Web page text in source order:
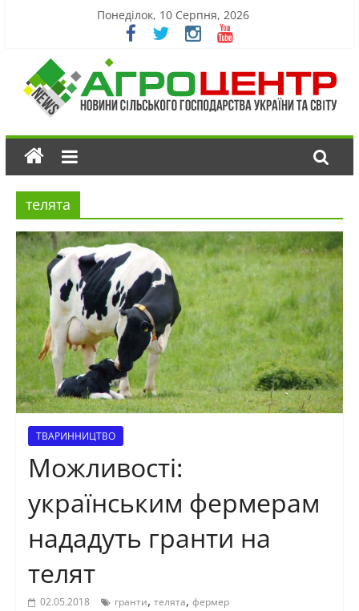
Понеділок, 10 Серпня, 2026
телята
ТВАРИННИЦТВО
Можливості:
українським фермерам
нададуть гранти на
телят
02.05.2018 гранти, телята, фермер